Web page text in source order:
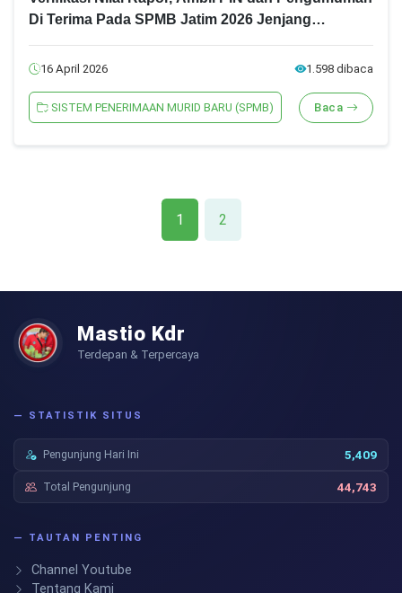
Di Terima Pada SPMB Jatim 2026 Jenjang
16 April 2026 1.598 dibaca
SISTEM PENERIMAAN MURID BARU (SPMB) Baca
1 2
Mastio Kdr
Terdepan & Terpercaya
— STATISTIK SITUS
Pengunjung Hari Ini 5,409
Total Pengunjung 44,743
— TAUTAN PENTING
Channel Youtube
Tentang Kami